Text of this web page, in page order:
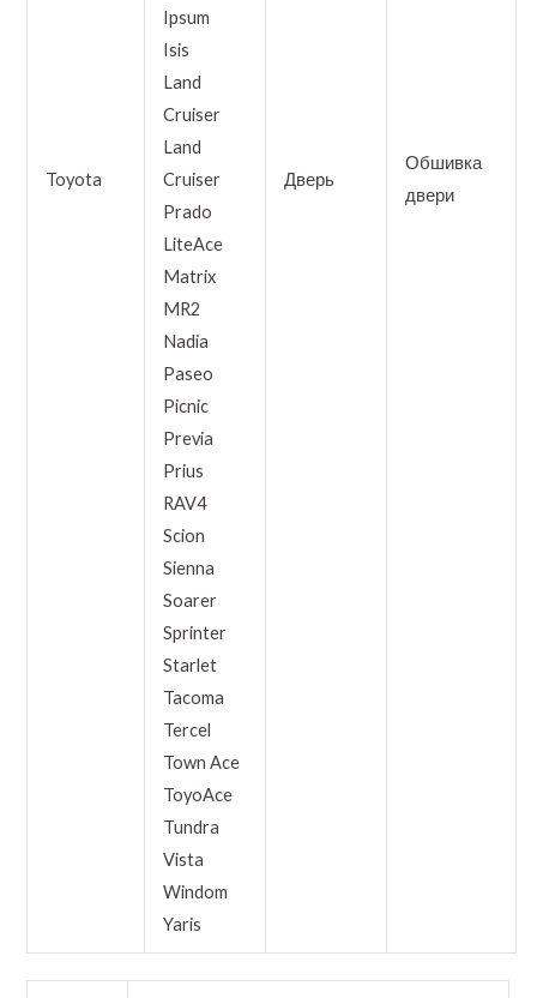
Toyota
Ipsum
Isis
Land
Cruiser
Land
Cruiser
Prado
LiteAce
Matrix
MR2
Nadia
Paseo
Picnic
Previa
Prius
RAV4
Scion
Sienna
Soarer
Sprinter
Starlet
Tacoma
Tercel
Town Ace
ToyoAce
Tundra
Vista
Windom
Yaris
Дверь
Обшивка
двери